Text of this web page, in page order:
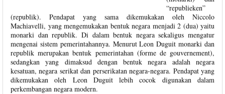
“republieken”
(republik). Pendapat yang sama dikemukakan oleh Niccolo
Machiavelli, yang mengemukakan bentuk negara menjadi 2 (dua) yaitu
monarki dan republik. Di dalam bentuk negara sekaligus mengatur
mengenai sistem pemerintahannya. Menurut Leon Duguit monarki dan
republik merupakan bentuk pemerintahan (forme de gouvernement),
sedangkan yang dimaksud dengan bentuk negara adalah negara
kesatuan, negara serikat dan perserikatan negara-negara. Pendapat yang
dikemukakan oleh Leon Duguit lebih cocok digunakan dalam
perkembangan negara modern.